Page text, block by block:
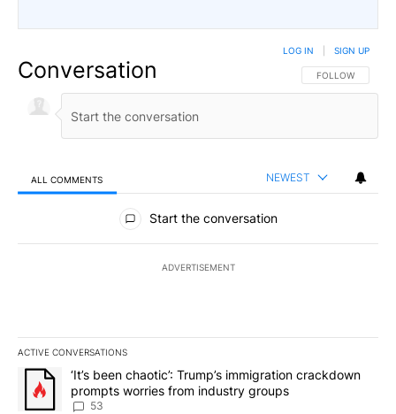
Conversation FOLLOW THIS
FOLLOW
LOG IN SIGN UP
ALL COMMENTS NEWEST
All Comments
Start the conversation
ADVERTISEMENT
ACTIVE CONVERSATIONS
The following is a list of the most commented articles in the last
A trending article titled "‘It’s been chaotic’: Trump’s
‘It’s been chaotic’: Trump’s immigration crackdown
prompts worries from industry groups
53